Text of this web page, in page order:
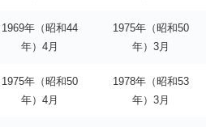
1969年（昭和44
年）4月
1975年（昭和50
年）3月
1975年（昭和50
年）4月
1978年（昭和53
年）3月